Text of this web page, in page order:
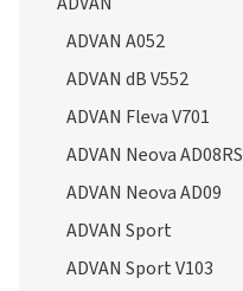
ADVAN A052
ADVAN dB V552
ADVAN Fleva V701
ADVAN Neova AD08RS
ADVAN Neova AD09
ADVAN Sport
ADVAN Sport V103